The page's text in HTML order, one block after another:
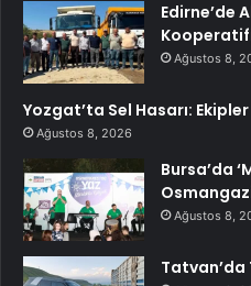
Edirne’de
Ağustos 8,
Yozgat’ta Sel Hasarı:
Ağustos 8, 2026
Bursa’da
Ağustos 8,
Tatvan’da